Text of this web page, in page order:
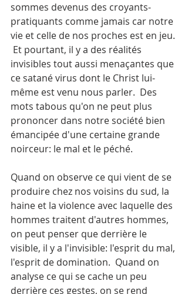
sommes devenus des croyants-
pratiquants comme jamais car notre
vie et celle de nos proches est en jeu.
Et pourtant, il y a des réalités
invisibles tout aussi menaçantes que
ce satané virus dont le Christ lui-
même est venu nous parler.  Des
mots tabous qu'on ne peut plus
prononcer dans notre société bien
émancipée d'une certaine grande
noirceur: le mal et le péché.
Quand on observe ce qui vient de se
produire chez nos voisins du sud, la
haine et la violence avec laquelle des
hommes traitent d'autres hommes,
on peut penser que derrière le
visible, il y a l'invisible: l'esprit du mal,
l'esprit de domination.  Quand on
analyse ce qui se cache un peu
derrière ces gestes, on se rend